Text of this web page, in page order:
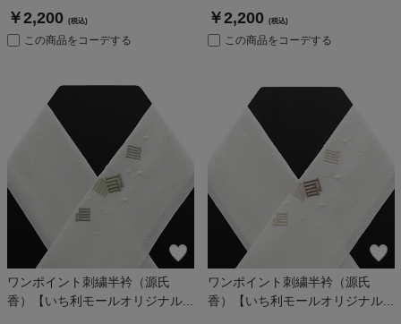
￥2,200 (税込)
この商品をコーデする
￥2,200 (税込)
この商品をコーデする
ワンポイント刺繍半衿（源氏
香）【いち利モールオリジナル...
ワンポイント刺繍半衿（源氏
香）【いち利モールオリジナル...